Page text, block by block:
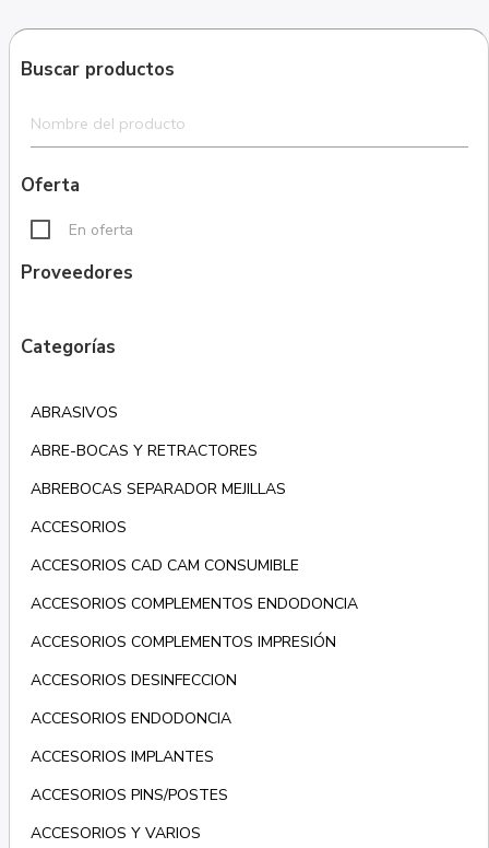
Buscar productos
Oferta
En oferta
Proveedores
Categorías
ABRASIVOS
ABRE-BOCAS Y RETRACTORES
ABREBOCAS SEPARADOR MEJILLAS
ACCESORIOS
ACCESORIOS CAD CAM CONSUMIBLE
ACCESORIOS COMPLEMENTOS ENDODONCIA
ACCESORIOS COMPLEMENTOS IMPRESIÓN
ACCESORIOS DESINFECCION
ACCESORIOS ENDODONCIA
ACCESORIOS IMPLANTES
ACCESORIOS PINS/POSTES
ACCESORIOS Y VARIOS